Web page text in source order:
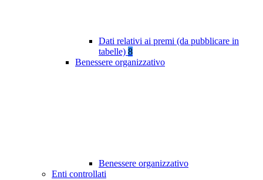
Dati relativi ai premi (da pubblicare in
tabelle) 8
Benessere organizzativo
Benessere organizzativo
Enti controllati